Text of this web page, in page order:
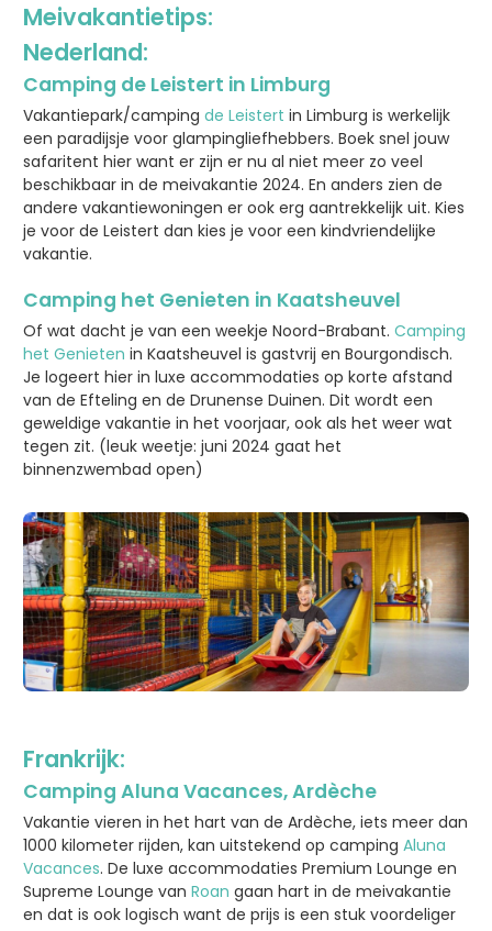
Meivakantietips:
Nederland:
Camping de Leistert in Limburg
Vakantiepark/camping de Leistert in Limburg is werkelijk
een paradijsje voor glampingliefhebbers. Boek snel jouw
safaritent hier want er zijn er nu al niet meer zo veel
beschikbaar in de meivakantie 2024. En anders zien de
andere vakantiewoningen er ook erg aantrekkelijk uit. Kies
je voor de Leistert dan kies je voor een kindvriendelijke
vakantie.
Camping het Genieten in Kaatsheuvel
Of wat dacht je van een weekje Noord-Brabant. Camping
het Genieten in Kaatsheuvel is gastvrij en Bourgondisch.
Je logeert hier in luxe accommodaties op korte afstand
van de Efteling en de Drunense Duinen. Dit wordt een
geweldige vakantie in het voorjaar, ook als het weer wat
tegen zit. (leuk weetje: juni 2024 gaat het
binnenzwembad open)
Frankrijk:
Camping Aluna Vacances, Ardèche
Vakantie vieren in het hart van de Ardèche, iets meer dan
1000 kilometer rijden, kan uitstekend op camping Aluna
Vacances. De luxe accommodaties Premium Lounge en
Supreme Lounge van Roan gaan hart in de meivakantie
en dat is ook logisch want de prijs is een stuk voordeliger